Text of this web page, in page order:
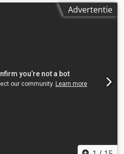
Advertentie